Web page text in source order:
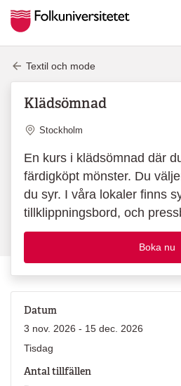
Textil och mode
Klädsömnad
Plats
Stockholm
En kurs i klädsömnad där
färdigköpt mönster. Du
du syr. I våra lokaler finns
tillklippningsbord, och
Boka nu
Datum
3 nov. 2026 - 15 dec. 2026
Tisdag
Antal tillfällen